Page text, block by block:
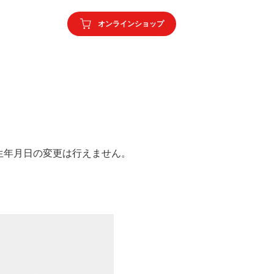
オンラインショップ
月日の変更は行えません。